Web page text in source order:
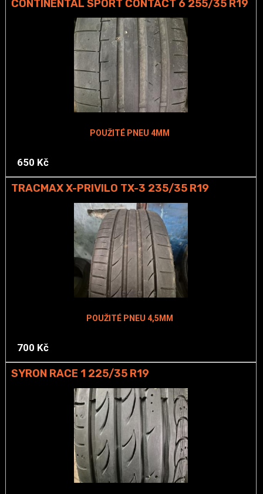
CONTINENTAL SPORT CONTACT 6 255/35 R19
POUŽITÉ PNEU 4MM
650 Kč
TRACMAX X-PRIVILO TX-3 235/35 R19
POUŽITÉ PNEU 4,5MM
700 Kč
SYRON RACE 1 225/35 R19